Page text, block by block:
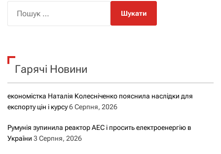
к
Гарячі Новини
економістка Наталія Колесніченко пояснила наслідки для
експорту цін і курсу6 Серпня, 2026
Румунія зупинила реактор АЕС і просить електроенергію в
України 3 Серпня, 2026